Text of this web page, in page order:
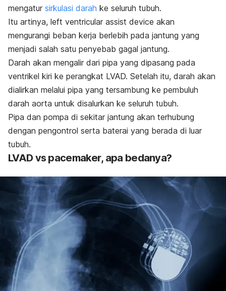
mengatur sirkulasi darah ke seluruh tubuh.
Itu artinya, left ventricular assist device akan
mengurangi beban kerja berlebih pada jantung yang
menjadi salah satu penyebab gagal jantung.
Darah akan mengalir dari pipa yang dipasang pada
ventrikel kiri ke perangkat LVAD. Setelah itu, darah akan
dialirkan melalui pipa yang tersambung ke pembuluh
darah aorta untuk disalurkan ke seluruh tubuh.
Pipa dan pompa di sekitar jantung akan terhubung
dengan pengontrol serta baterai yang berada di luar
tubuh.
LVAD vs pacemaker, apa bedanya?